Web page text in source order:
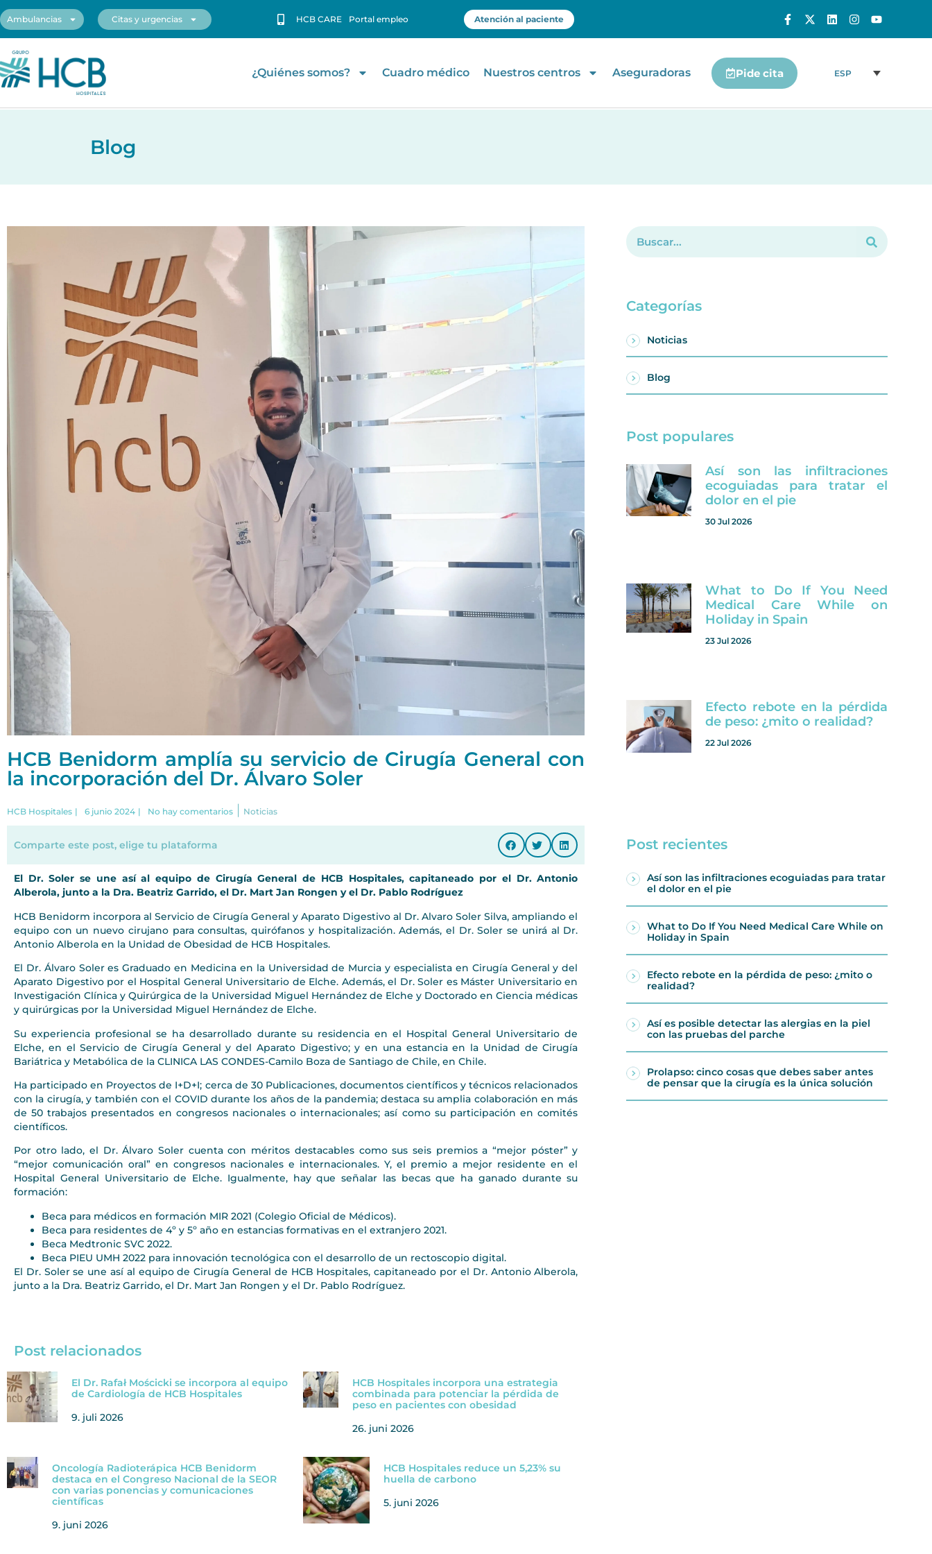
Ambulancias Citas y urgencias HCB CARE Portal empleo Atención al paciente
¿Quiénes somos? Cuadro médico Nuestros centros Aseguradoras Pide cita ESP
Blog
HCB Benidorm amplía su servicio de Cirugía General con
la incorporación del Dr. Álvaro Soler
HCB Hospitales | 6 junio 2024 | No hay comentarios Noticias
Comparte este post, elige tu plataforma
El Dr. Soler se une así al equipo de Cirugía General de HCB Hospitales, capitaneado por el Dr. Antonio
Alberola, junto a la Dra. Beatriz Garrido, el Dr. Mart Jan Rongen y el Dr. Pablo Rodríguez
HCB Benidorm incorpora al Servicio de Cirugía General y Aparato Digestivo al Dr. Alvaro Soler Silva, ampliando el
equipo con un nuevo cirujano para consultas, quirófanos y hospitalización. Además, el Dr. Soler se unirá al Dr.
Antonio Alberola en la Unidad de Obesidad de HCB Hospitales.
El Dr. Álvaro Soler es Graduado en Medicina en la Universidad de Murcia y especialista en Cirugía General y del
Aparato Digestivo por el Hospital General Universitario de Elche. Además, el Dr. Soler es Máster Universitario en
Investigación Clínica y Quirúrgica de la Universidad Miguel Hernández de Elche y Doctorado en Ciencia médicas
y quirúrgicas por la Universidad Miguel Hernández de Elche.
Su experiencia profesional se ha desarrollado durante su residencia en el Hospital General Universitario de
Elche, en el Servicio de Cirugía General y del Aparato Digestivo; y en una estancia en la Unidad de Cirugía
Bariátrica y Metabólica de la CLINICA LAS CONDES-Camilo Boza de Santiago de Chile, en Chile.
Ha participado en Proyectos de I+D+I; cerca de 30 Publicaciones, documentos científicos y técnicos relacionados
con la cirugía, y también con el COVID durante los años de la pandemia; destaca su amplia colaboración en más
de 50 trabajos presentados en congresos nacionales o internacionales; así como su participación en comités
científicos.
Por otro lado, el Dr. Álvaro Soler cuenta con méritos destacables como sus seis premios a “mejor póster” y
“mejor comunicación oral” en congresos nacionales e internacionales. Y, el premio a mejor residente en el
Hospital General Universitario de Elche. Igualmente, hay que señalar las becas que ha ganado durante su
formación:
Beca para médicos en formación MIR 2021 (Colegio Oficial de Médicos).
Beca para residentes de 4º y 5º año en estancias formativas en el extranjero 2021.
Beca Medtronic SVC 2022.
Beca PIEU UMH 2022 para innovación tecnológica con el desarrollo de un rectoscopio digital.
El Dr. Soler se une así al equipo de Cirugía General de HCB Hospitales, capitaneado por el Dr. Antonio Alberola,
junto a la Dra. Beatriz Garrido, el Dr. Mart Jan Rongen y el Dr. Pablo Rodríguez.
Post relacionados
El Dr. Rafał Mościcki se incorpora al equipo
de Cardiología de HCB Hospitales
9. juli 2026
HCB Hospitales incorpora una estrategia
combinada para potenciar la pérdida de
peso en pacientes con obesidad
26. juni 2026
Oncología Radioterápica HCB Benidorm
destaca en el Congreso Nacional de la SEOR
con varias ponencias y comunicaciones
científicas
9. juni 2026
HCB Hospitales reduce un 5,23% su
huella de carbono
5. juni 2026
Categorías
Noticias
Blog
Post populares
Así son las infiltraciones
ecoguiadas para tratar el
dolor en el pie
30 Jul 2026
What to Do If You Need
Medical Care While on
Holiday in Spain
23 Jul 2026
Efecto rebote en la pérdida
de peso: ¿mito o realidad?
22 Jul 2026
Post recientes
Así son las infiltraciones ecoguiadas para tratar
el dolor en el pie
What to Do If You Need Medical Care While on
Holiday in Spain
Efecto rebote en la pérdida de peso: ¿mito o
realidad?
Así es posible detectar las alergias en la piel
con las pruebas del parche
Prolapso: cinco cosas que debes saber antes
de pensar que la cirugía es la única solución